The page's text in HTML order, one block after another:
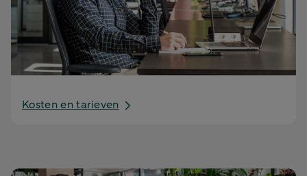
Kosten en tarieven